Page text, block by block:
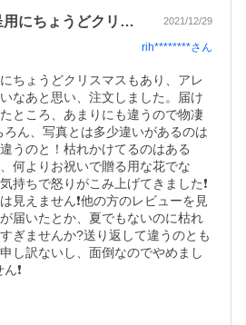
お店の周年祭の贈呈用にちょうどクリスマ… 2021/12/29
rih********さん
ちょうどクリスマスもあり、アレ
なあと思い、注文しました。届け
ところ、あまりにも違うので物凄
ろん、写真とは多少違いがあるのは
うのと！枯れかけてるのはある
何よりお祝いで贈る用な花でな
持ちで怒りがこみ上げてきました❗️
見えません❗️他の方のレビューを見
届いたとか、夏でもないのに枯れ
ぎませんか?送り返して違うのとも
し訳ないし、面倒なのでやめまし
❗️